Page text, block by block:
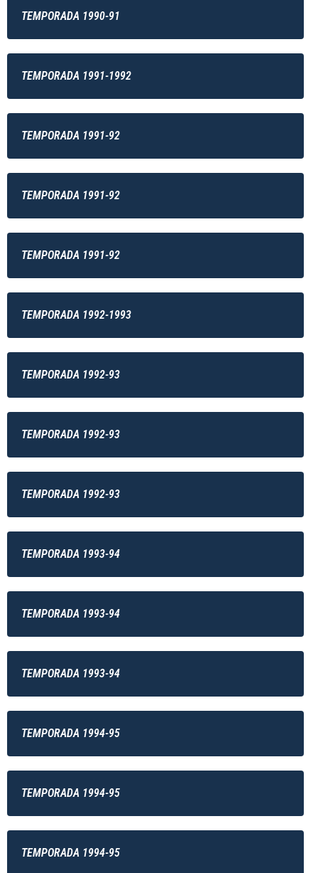
TEMPORADA 1990-91
TEMPORADA 1991-1992
TEMPORADA 1991-92
TEMPORADA 1991-92
TEMPORADA 1991-92
TEMPORADA 1992-1993
TEMPORADA 1992-93
TEMPORADA 1992-93
TEMPORADA 1992-93
TEMPORADA 1993-94
TEMPORADA 1993-94
TEMPORADA 1993-94
TEMPORADA 1994-95
TEMPORADA 1994-95
TEMPORADA 1994-95